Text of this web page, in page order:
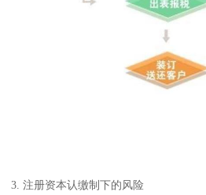
3. 注册资本认缴制下的风险